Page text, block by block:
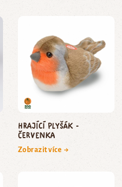
Hrající plyšák -
červenka
Zobrazit více →